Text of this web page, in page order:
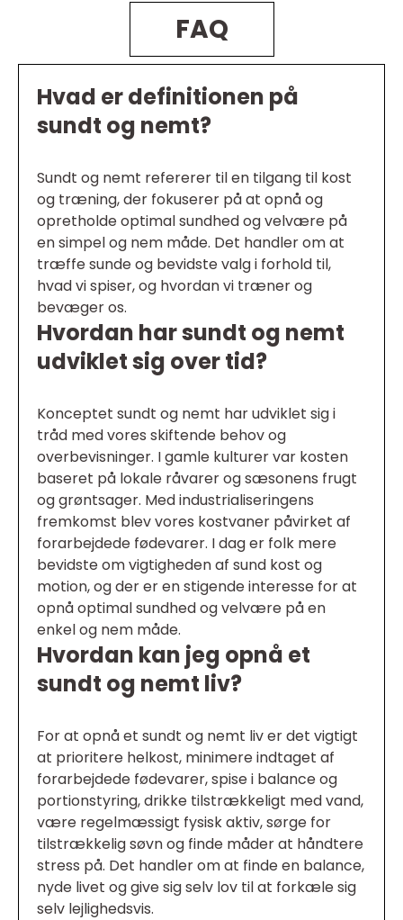
FAQ
Hvad er definitionen på
sundt og nemt?
Sundt og nemt refererer til en tilgang til kost
og træning, der fokuserer på at opnå og
opretholde optimal sundhed og velvære på
en simpel og nem måde. Det handler om at
træffe sunde og bevidste valg i forhold til,
hvad vi spiser, og hvordan vi træner og
bevæger os.
Hvordan har sundt og nemt
udviklet sig over tid?
Konceptet sundt og nemt har udviklet sig i
tråd med vores skiftende behov og
overbevisninger. I gamle kulturer var kosten
baseret på lokale råvarer og sæsonens frugt
og grøntsager. Med industrialiseringens
fremkomst blev vores kostvaner påvirket af
forarbejdede fødevarer. I dag er folk mere
bevidste om vigtigheden af sund kost og
motion, og der er en stigende interesse for at
opnå optimal sundhed og velvære på en
enkel og nem måde.
Hvordan kan jeg opnå et
sundt og nemt liv?
For at opnå et sundt og nemt liv er det vigtigt
at prioritere helkost, minimere indtaget af
forarbejdede fødevarer, spise i balance og
portionstyring, drikke tilstrækkeligt med vand,
være regelmæssigt fysisk aktiv, sørge for
tilstrækkelig søvn og finde måder at håndtere
stress på. Det handler om at finde en balance,
nyde livet og give sig selv lov til at forkæle sig
selv lejlighedsvis.